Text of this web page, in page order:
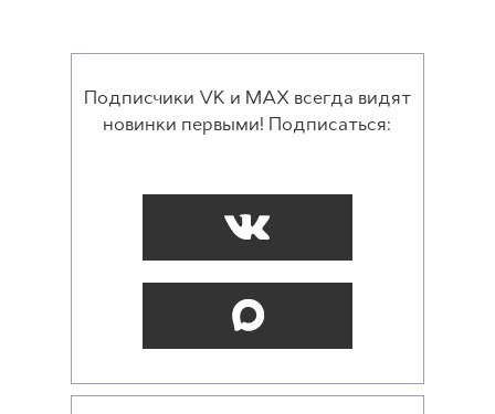
Подписчики VK и MAX всегда видят
новинки первыми! Подписаться: